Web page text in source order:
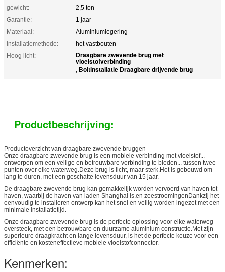
gewicht:
2,5 ton
Garantie:
1 jaar
Materiaal:
Aluminiumlegering
Installatiemethode:
het vastbouten
Hoog licht:
Draagbare zwevende brug met
vloeistofverbinding
, Boltinstallatie Draagbare drijvende brug
Productbeschrijving:
Productoverzicht van draagbare zwevende bruggen
Onze draagbare zwevende brug is een mobiele verbinding met vloeistof...
ontworpen om een veilige en betrouwbare verbinding te bieden... tussen twee
punten over elke waterweg.Deze brug is licht, maar sterk.Het is gebouwd om
lang te duren, met een geschatte levensduur van 15 jaar.
De draagbare zwevende brug kan gemakkelijk worden vervoerd van haven tot
haven, waarbij de haven van laden Shanghai is.en zeestroomingenDankzij het
eenvoudig te installeren ontwerp kan het snel en veilig worden ingezet met een
minimale installatietijd.
Onze draagbare zwevende brug is de perfecte oplossing voor elke waterweg
oversteek, met een betrouwbare en duurzame aluminium constructie.Met zijn
superieure draagkracht en lange levensduur, is het de perfecte keuze voor een
efficiënte en kosteneffectieve mobiele vloeistofconnector.
Kenmerken: